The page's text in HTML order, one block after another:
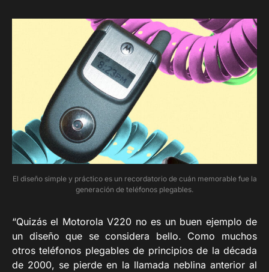
El diseño simple y práctico es un recordatorio de cuán memorable fue la
generación de teléfonos plegables.
“Quizás el Motorola V220 no es un buen ejemplo de
un diseño que se considera bello. Como muchos
otros teléfonos plegables de principios de la década
de 2000, se pierde en la llamada neblina anterior al